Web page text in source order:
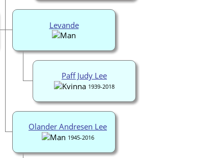
Levande
Paff Judy Lee
1939-2018
Olander Andresen Lee
1945-2016